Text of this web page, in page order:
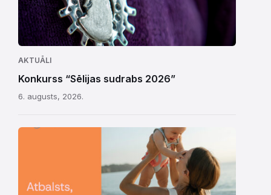
AKTUĀLI
Konkurss “Sēlijas sudrabs 2026”
6. augusts, 2026.